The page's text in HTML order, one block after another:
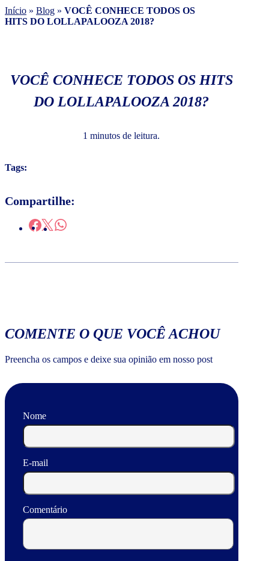
Início » Blog » VOCÊ CONHECE TODOS OS
HITS DO LOLLAPALOOZA 2018?
VOCÊ CONHECE TODOS OS HITS
DO LOLLAPALOOZA 2018?
1 minutos de leitura.
Tags:
Compartilhe:
COMENTE O QUE VOCÊ ACHOU
Preencha os campos e deixe sua opinião em nosso post
Nome
E-mail
Comentário